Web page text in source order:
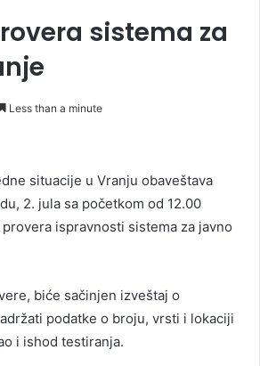
sistema za
Less than a minute
situacije u Vranju obaveštava
2. jula sa početkom od 12.00
ispravnosti sistema za javno
biće sačinjen izveštaj o
podatke o broju, vrsti i lokaciji
i ishod testiranja.